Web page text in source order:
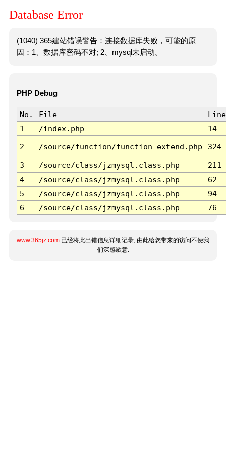
Database Error
(1040) 365建站错误警告：连接数据库失败，可能的原
因：1、数据库密码不对; 2、mysql未启动。
PHP Debug
No. File
Line
1
/index.php 14
2 /source/function/function_extend.php 324
3 /source/class/jzmysql.class.php
211
4
/source/class/jzmysql.class.php
62
5
/source/class/jzmysql.class.php
94
6
/source/class/jzmysql.class.php 76
www.365jz.com 已经将此出错信息详细记录, 由此给您带来的访问不便我
们深感歉意.